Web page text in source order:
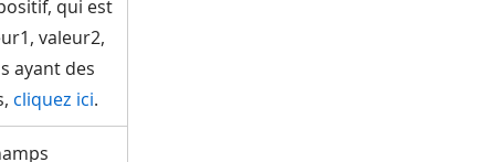
qui est
valeur2,
ayant des
cliquez ici.